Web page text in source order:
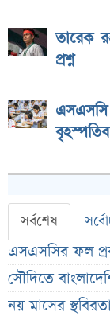
তারেক
প্রশ্ন
সর্বশেষ
এসএসসির ফল
সৌদিতে
নয় মাসের